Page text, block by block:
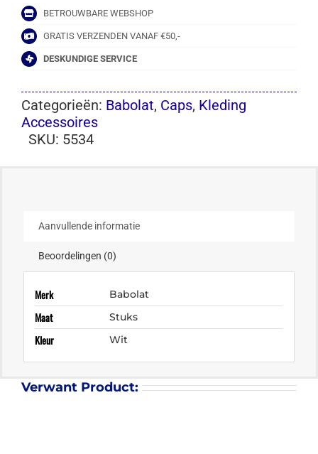
BETROUWBARE WEBSHOP
GRATIS VERZENDEN VANAF €50,-
DESKUNDIGE SERVICE
Categorieën: Babolat, Caps, Kleding
Accessoires
SKU: 5534
Aanvullende informatie
Beoordelingen (0)
Merk Babolat
Maat Stuks
Kleur Wit
Verwant Product: